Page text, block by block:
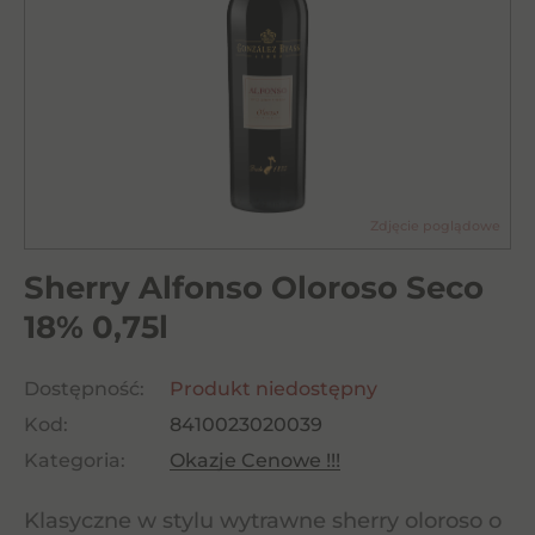
Sherry Alfonso Oloroso Seco
18% 0,75l
Dostępność:
Produkt niedostępny
Kod:
8410023020039
Kategoria:
Okazje Cenowe !!!
Klasyczne w stylu wytrawne sherry oloroso o